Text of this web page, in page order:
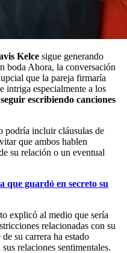
Kelce sigue generando
boda Ahora, la conversación
que la pareja firmaría
intriga especialmente a los
escribiendo canciones
podría incluir cláusulas de
que ambos hablen
su relación o un eventual
que guardó en secreto su
explicó al medio que sería
relacionadas con su
su carrera ha estado
relaciones sentimentales.